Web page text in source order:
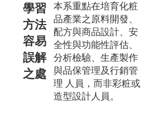
學習
方法
容易
誤解
之處
本系重點在培育化粧
品產業之原料開發、
配方與商品設計、安
全性與功能性評估、
分析檢驗、生產製作
與品保管理及行銷管
理 人員，而非彩粧或
造型設計人員。